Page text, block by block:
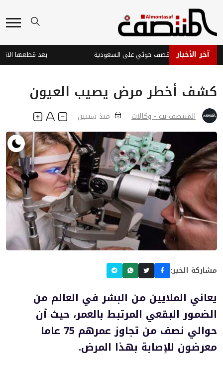
آخر الأخبار
في نجران جراء قصف حوثي على السعودية
كشف أخطر مرض يصيب العيون
المنتصف نت - وكالات منذ سنتين
مشاركة الخبر:
يعاني الملايين من البشر في العالم من
الضمور البقعي المرتبط بالعمر، حيث أن
حوالي نصف من تجاوز عمرهم 75 عاما
معرضون للإصابة بهذا المرض.